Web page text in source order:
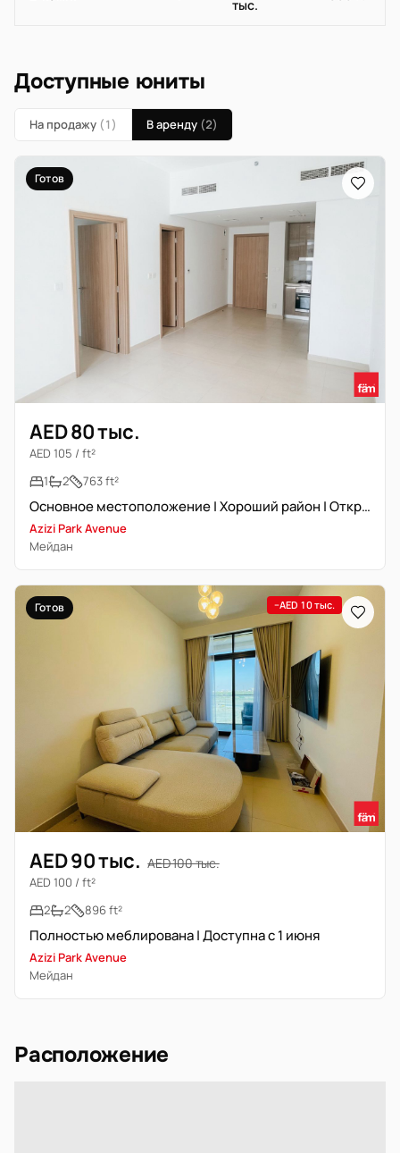
тыс.
Доступные юниты
На продажу (1) В аренду (2)
Готов
AED 80 тыс.
AED 105 / ft²
1
2 763 ft²
Основное местоположение | Хороший район | Открытый вид
Azizi Park Avenue
Мейдан
Готов −AED 10 тыс.
AED 90 тыс. AED 100 тыс.
AED 100 / ft²
2
2 896 ft²
Полностью меблирована | Доступна с 1 июня
Azizi Park Avenue
Мейдан
Расположение